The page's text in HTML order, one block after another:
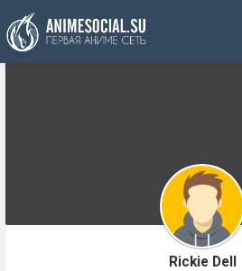
Funding
Rickie Dell